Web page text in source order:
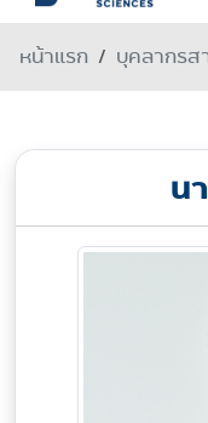
หน้าแรก บุคลากรส
น